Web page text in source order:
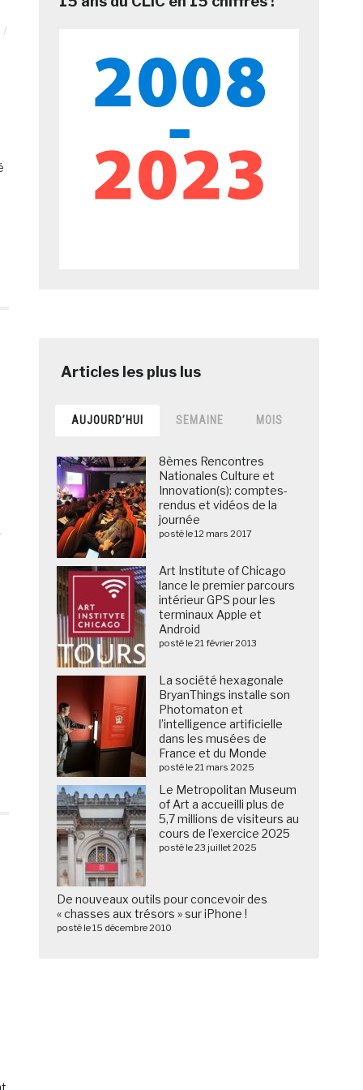
AUJOURD’HUI SEMAINE MOIS
8èmes Rencontres
Nationales Culture et
Innovation(s): comptes-
rendus et vidéos de la
journée
posté le 12 mars 2017
Art Institute of Chicago
lance le premier parcours
intérieur GPS pour les
terminaux Apple et
Android
posté le 21 février 2013
La société hexagonale
BryanThings installe son
Photomaton et
l’intelligence artificielle
dans les musées de
France et du Monde
posté le 21 mars 2025
Le Metropolitan Museum
of Art a accueilli plus de
5,7 millions de visiteurs au
cours de l’exercice 2025
posté le 23 juillet 2025
De nouveaux outils pour concevoir des
« chasses aux trésors » sur iPhone !
posté le 15 décembre 2010